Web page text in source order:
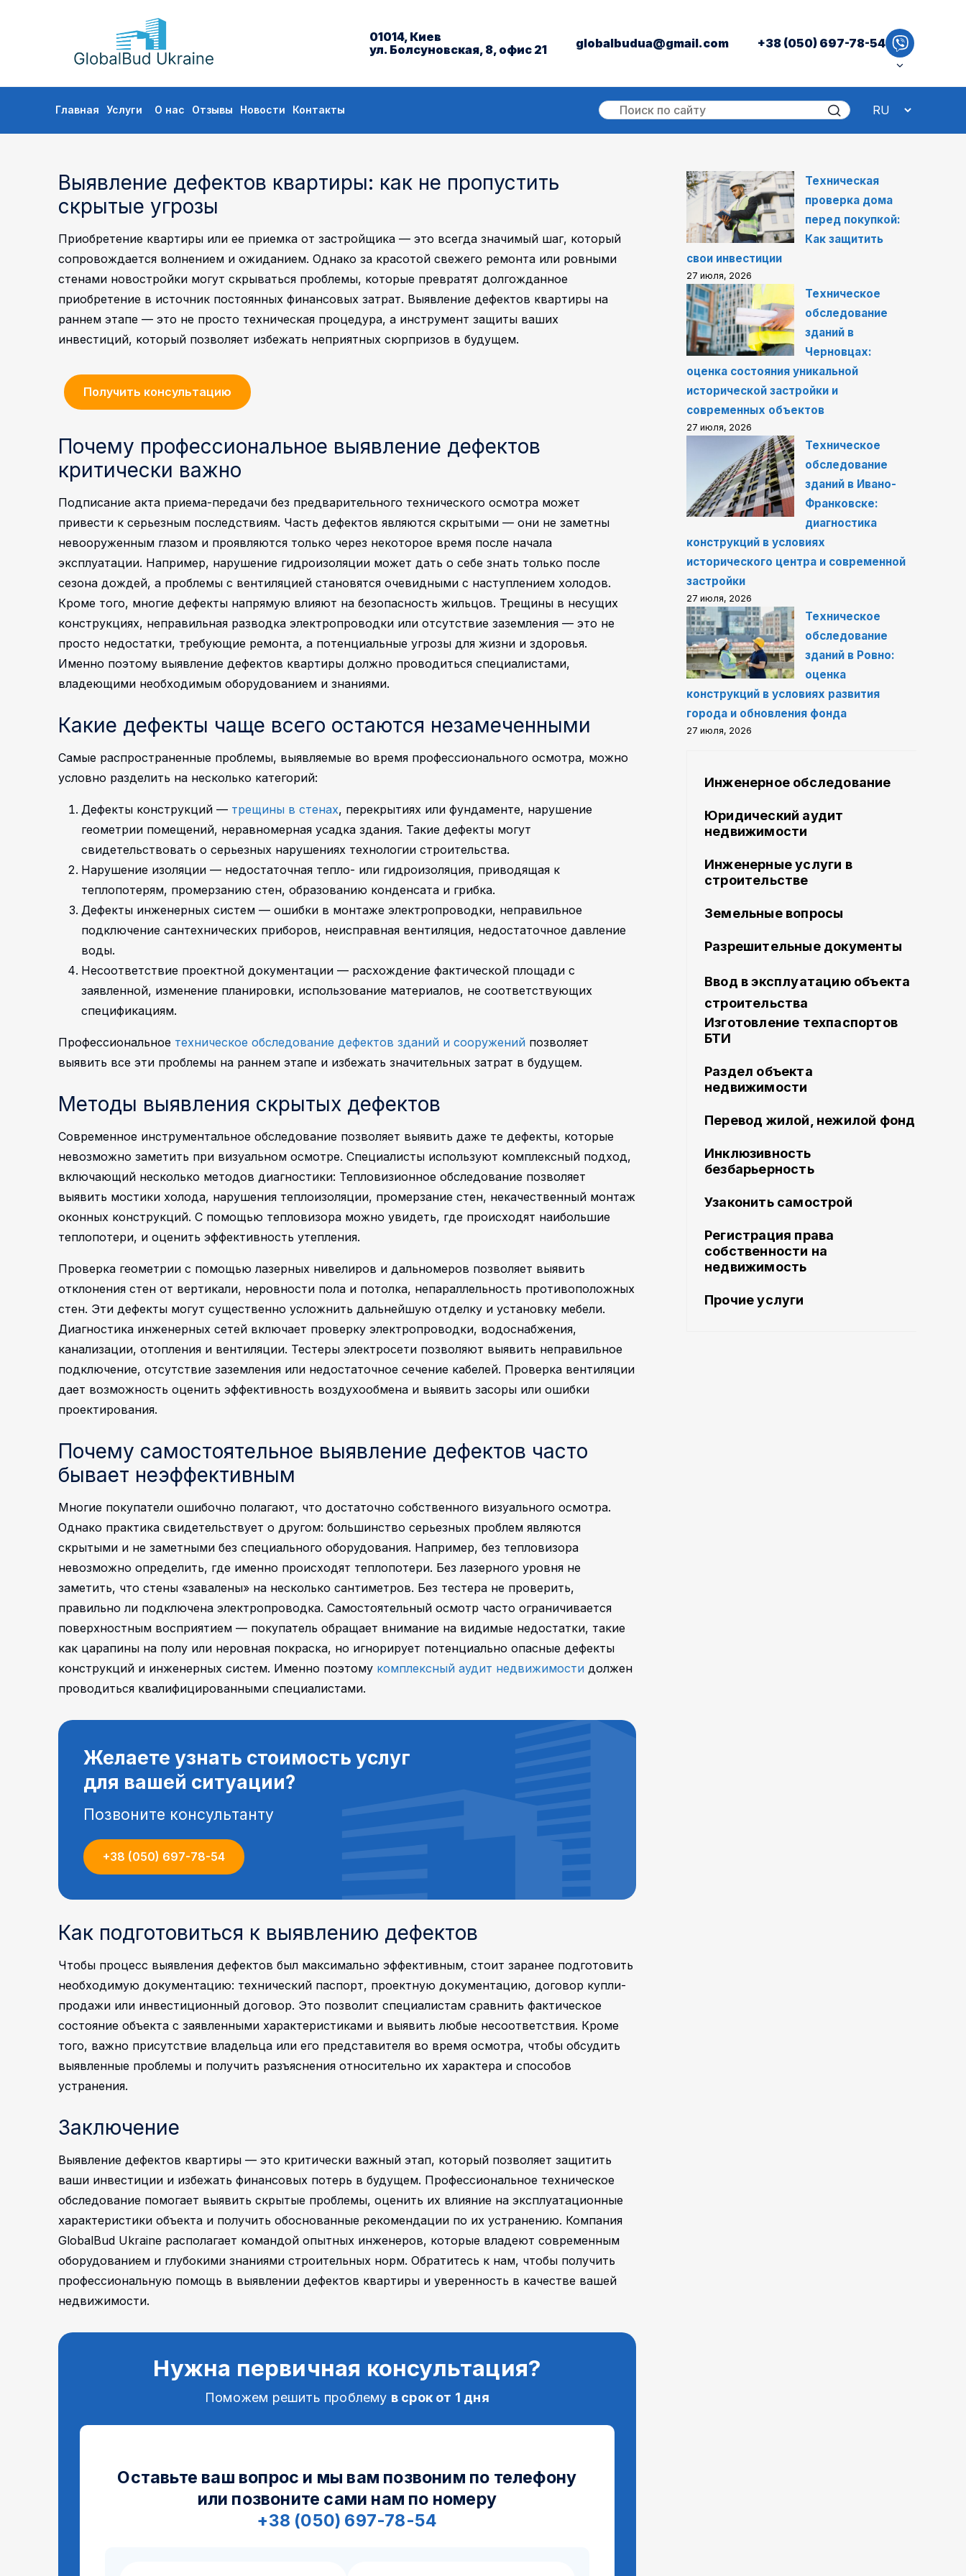
01014, Киев
ул. Болсуновская, 8, офис 21
globalbudua@gmail.com +38 (050) 697-78-54
Перейти
к
содержимому
Главная Услуги О нас Отзывы Новости Контакты
Выявление дефектов квартиры: как не пропустить
скрытые угрозы
Приобретение квартиры или ее приемка от застройщика — это всегда значимый шаг, который
сопровождается волнением и ожиданием. Однако за красотой свежего ремонта или ровными
стенами новостройки могут скрываться проблемы, которые превратят долгожданное
приобретение в источник постоянных финансовых затрат. Выявление дефектов квартиры на
раннем этапе — это не просто техническая процедура, а инструмент защиты ваших
инвестиций, который позволяет избежать неприятных сюрпризов в будущем.
Получить консультацию
Почему профессиональное выявление дефектов
критически важно
Подписание акта приема-передачи без предварительного технического осмотра может
привести к серьезным последствиям. Часть дефектов являются скрытыми — они не заметны
невооруженным глазом и проявляются только через некоторое время после начала
эксплуатации. Например, нарушение гидроизоляции может дать о себе знать только после
сезона дождей, а проблемы с вентиляцией становятся очевидными с наступлением холодов.
Кроме того, многие дефекты напрямую влияют на безопасность жильцов. Трещины в несущих
конструкциях, неправильная разводка электропроводки или отсутствие заземления — это не
просто недостатки, требующие ремонта, а потенциальные угрозы для жизни и здоровья.
Именно поэтому выявление дефектов квартиры должно проводиться специалистами,
владеющими необходимым оборудованием и знаниями.
Какие дефекты чаще всего остаются незамеченными
Самые распространенные проблемы, выявляемые во время профессионального осмотра, можно
условно разделить на несколько категорий:
Дефекты конструкций — трещины в стенах, перекрытиях или фундаменте, нарушение
геометрии помещений, неравномерная усадка здания. Такие дефекты могут
свидетельствовать о серьезных нарушениях технологии строительства.
Нарушение изоляции — недостаточная тепло- или гидроизоляция, приводящая к
теплопотерям, промерзанию стен, образованию конденсата и грибка.
Дефекты инженерных систем — ошибки в монтаже электропроводки, неправильное
подключение сантехнических приборов, неисправная вентиляция, недостаточное давление
воды.
Несоответствие проектной документации — расхождение фактической площади с
заявленной, изменение планировки, использование материалов, не соответствующих
спецификациям.
Профессиональное техническое обследование дефектов зданий и сооружений позволяет
выявить все эти проблемы на раннем этапе и избежать значительных затрат в будущем.
Методы выявления скрытых дефектов
Современное инструментальное обследование позволяет выявить даже те дефекты, которые
невозможно заметить при визуальном осмотре. Специалисты используют комплексный подход,
включающий несколько методов диагностики: Тепловизионное обследование позволяет
выявить мостики холода, нарушения теплоизоляции, промерзание стен, некачественный монтаж
оконных конструкций. С помощью тепловизора можно увидеть, где происходят наибольшие
теплопотери, и оценить эффективность утепления.
Проверка геометрии с помощью лазерных нивелиров и дальномеров позволяет выявить
отклонения стен от вертикали, неровности пола и потолка, непараллельность противоположных
стен. Эти дефекты могут существенно усложнить дальнейшую отделку и установку мебели.
Диагностика инженерных сетей включает проверку электропроводки, водоснабжения,
канализации, отопления и вентиляции. Тестеры электросети позволяют выявить неправильное
подключение, отсутствие заземления или недостаточное сечение кабелей. Проверка вентиляции
дает возможность оценить эффективность воздухообмена и выявить засоры или ошибки
проектирования.
Почему самостоятельное выявление дефектов часто
бывает неэффективным
Многие покупатели ошибочно полагают, что достаточно собственного визуального осмотра.
Однако практика свидетельствует о другом: большинство серьезных проблем являются
скрытыми и не заметными без специального оборудования. Например, без тепловизора
невозможно определить, где именно происходят теплопотери. Без лазерного уровня не
заметить, что стены «завалены» на несколько сантиметров. Без тестера не проверить,
правильно ли подключена электропроводка. Самостоятельный осмотр часто ограничивается
поверхностным восприятием — покупатель обращает внимание на видимые недостатки, такие
как царапины на полу или неровная покраска, но игнорирует потенциально опасные дефекты
конструкций и инженерных систем. Именно поэтому комплексный аудит недвижимости должен
проводиться квалифицированными специалистами.
Желаете узнать стоимость услуг
для вашей ситуации?
Позвоните консультанту
+38 (050) 697-78-54
Как подготовиться к выявлению дефектов
Чтобы процесс выявления дефектов был максимально эффективным, стоит заранее подготовить
необходимую документацию: технический паспорт, проектную документацию, договор купли-
продажи или инвестиционный договор. Это позволит специалистам сравнить фактическое
состояние объекта с заявленными характеристиками и выявить любые несоответствия. Кроме
того, важно присутствие владельца или его представителя во время осмотра, чтобы обсудить
выявленные проблемы и получить разъяснения относительно их характера и способов
устранения.
Заключение
Выявление дефектов квартиры — это критически важный этап, который позволяет защитить
ваши инвестиции и избежать финансовых потерь в будущем. Профессиональное техническое
обследование помогает выявить скрытые проблемы, оценить их влияние на эксплуатационные
характеристики объекта и получить обоснованные рекомендации по их устранению. Компания
GlobalBud Ukraine располагает командой опытных инженеров, которые владеют современным
оборудованием и глубокими знаниями строительных норм. Обратитесь к нам, чтобы получить
профессиональную помощь в выявлении дефектов квартиры и уверенность в качестве вашей
недвижимости.
Нужна первичная консультация?
Поможем решить проблему в срок от 1 дня
Оставьте ваш вопрос и мы вам позвоним по телефону
или позвоните сами нам по номеру
+38 (050) 697-78-54
Техническая
проверка дома
перед покупкой:
Как защитить
свои инвестиции
27 июля, 2026
Техническое
обследование
зданий в
Черновцах:
оценка состояния уникальной
исторической застройки и
современных объектов
27 июля, 2026
Техническое
обследование
зданий в Ивано-
Франковске:
диагностика
конструкций в условиях
исторического центра и современной
застройки
27 июля, 2026
Техническое
обследование
зданий в Ровно:
оценка
конструкций в условиях развития
города и обновления фонда
27 июля, 2026
Инженерное обследование
Юридический аудит
недвижимости
Инженерные услуги в
строительстве
Земельные вопросы
Разрешительные документы
Ввод в эксплуатацию объекта
строительства
Изготовление техпаспортов
БТИ
Раздел объекта
недвижимости
Перевод жилой, нежилой фонд
Инклюзивность
безбарьерность
Узаконить самострой
Регистрация права
собственности на
недвижимость
Прочие услуги